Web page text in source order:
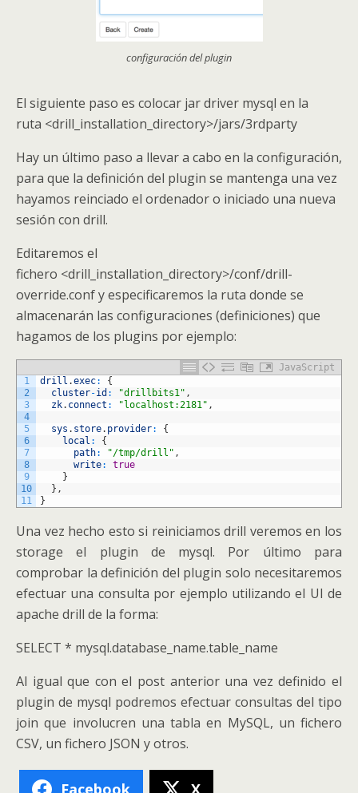
configuración del plugin
El siguiente paso es colocar jar driver mysql en la
ruta <drill_installation_directory>/jars/3rdparty
Hay un último paso a llevar a cabo en la configuración,
para que la definición del plugin se mantenga una vez
hayamos reinciado el ordenador o iniciado una nueva
sesión con drill.
Editaremos el
fichero <drill_installation_directory>/conf/drill-
override.conf y especificaremos la ruta donde se
almacenarán las configuraciones (definiciones) que
hagamos de los plugins por ejemplo:
JavaScript
1
2
3
4
5
6
7
8
9
10
11
drill .exec:
{
cluster-id : "drillbits1" ,
zk. connect : "localhost:2181" ,
sys . store. provider:
{
local :
{
path: "/tmp/drill" ,
write:
true
}
} ,
}
Una vez hecho esto si reiniciamos drill veremos en los
storage el plugin de mysql. Por último para
comprobar la definición del plugin solo necesitaremos
efectuar una consulta por ejemplo utilizando el UI de
apache drill de la forma:
SELECT * mysql.database_name.table_name
Al igual que con el post anterior una vez definido el
plugin de mysql podremos efectuar consultas del tipo
join que involucren una tabla en MySQL, un fichero
CSV, un fichero JSON y otros.
Facebook X